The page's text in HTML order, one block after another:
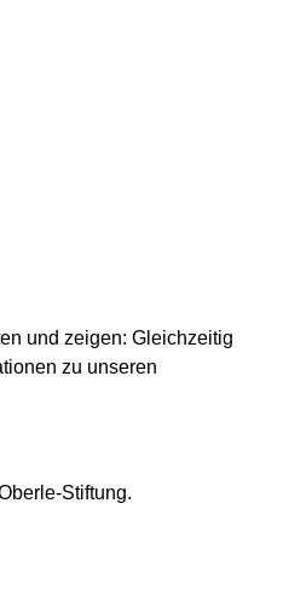
und zeigen: Gleichzeitig
zu unseren
Stiftung.